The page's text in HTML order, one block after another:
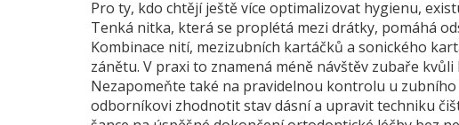
Pro ty, kdo chtějí ještě více optimalizovat hygienu,
Tenká nitka, která se proplétá mezi drátky, pomáhá
Kombinace nití, mezizubních kartáčků a sonického
zánětu. V praxi to znamená méně návštěv zubaře kvůli
Nezapomeňte také na pravidelnou kontrolu u
odborníkovi zhodnotit stav dásní a upravit techniku